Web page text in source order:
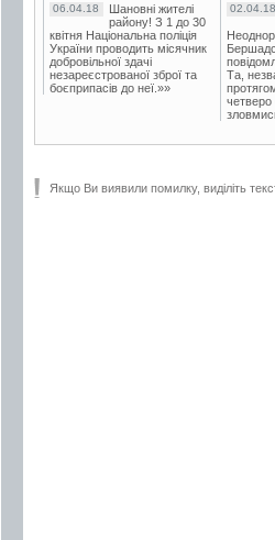
06.04.18
Шановні жителі
району! З 1 до 30
квітня Національна поліція
України проводить місячник
добровільної здачі
незареєстрованої зброї та
боєприпасів до неї.»»
02.04.18
Та,
четверо
Якщо Ви виявили помилку, виділіть